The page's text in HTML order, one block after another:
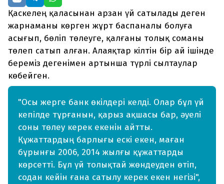
Қаскелең қаласынан арзан үй сатылады деген
жарнаманы көрген жұрт баспаналы болуға
асығып, бөліп төлеуге, қалғаны толық соманы
төлеп сатып алған. Алаяқтар кілтін бір ай ішінде
береміз дегенімен артынша түрлі сылтаулар
көбейген.
"Осы жерге банк өкілдері келді. Олар бұл үй
кепілде тұрғанын, қарыз ақшасы бар, әуелі
соны төлеу керек екенін айтты.
Құжаттардың барлығы ескі екен, маған
бұрынғы 2006, 2014 жылғы құжаттарды
көрсетті. Бұл үй толықтай жөндеуден өтіп,
содан кейін ғана сатылу керек екен негізі",